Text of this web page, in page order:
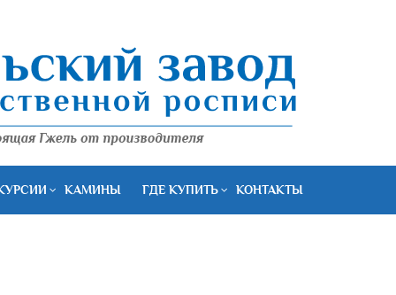
КАМИНЫ ГДЕ КУПИТЬ КОНТАКТЫ